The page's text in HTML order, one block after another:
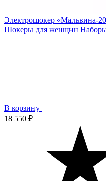
Электрошокер «Мальвина-
Шокеры для женщин
В корзину
18 550 ₽